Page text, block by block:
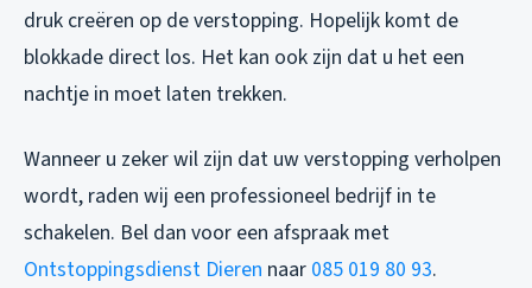
druk creëren op de verstopping. Hopelijk komt de
blokkade direct los. Het kan ook zijn dat u het een
nachtje in moet laten trekken.
Wanneer u zeker wil zijn dat uw verstopping verholpen
wordt, raden wij een professioneel bedrijf in te
schakelen. Bel dan voor een afspraak met
Ontstoppingsdienst Dieren naar 085 019 80 93.